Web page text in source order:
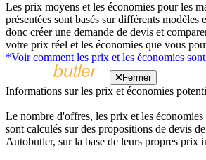
Les prix moyens et les économies pour les
présentées sont basés sur différents modèles
donc créer une demande de devis et
votre prix réel et les économies que vous
*Voir comment les prix et les économies
Fermer
Informations sur les prix et économies
Le nombre d'offres, les prix et les
sont calculés sur des propositions de devis
Autobutler, sur la base de leurs propres prix